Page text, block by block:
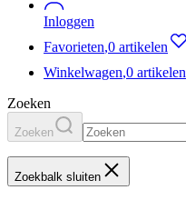
Inloggen
Favorieten,0 artikelen
Winkelwagen,0 artikelen
Zoeken
Zoeken
Zoekbalk sluiten